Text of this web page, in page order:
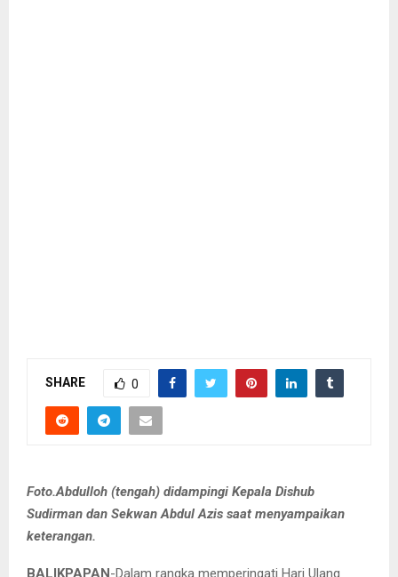
SHARE 0
Foto.Abdulloh (tengah) didampingi Kepala Dishub
Sudirman dan Sekwan Abdul Azis saat menyampaikan
keterangan.
BALIKPAPAN-Dalam rangka memperingati Hari Ulang